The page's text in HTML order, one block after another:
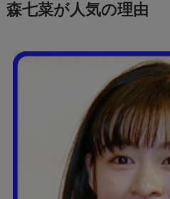
森七菜が人気の理由